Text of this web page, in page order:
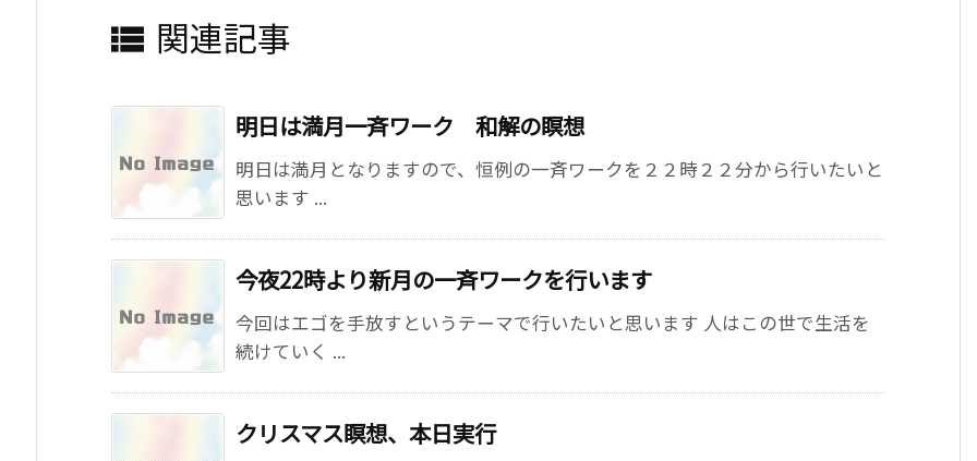
 関連記事
明日は満月一斉ワーク 和解の瞑想
明日は満月となりますので、恒例の一斉ワークを２２時２２分から行いたいと
思います ...
今夜22時より新月の一斉ワークを行います
今回はエゴを手放すというテーマで行いたいと思います 人はこの世で生活を
続けていく ...
クリスマス瞑想、本日実行